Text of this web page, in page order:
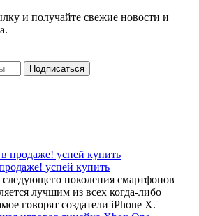
и получайте свежие новости и
успей купить
следующего поколения смартфонов
лучшим из всех когда-либо
говорят создатели iPhone X.